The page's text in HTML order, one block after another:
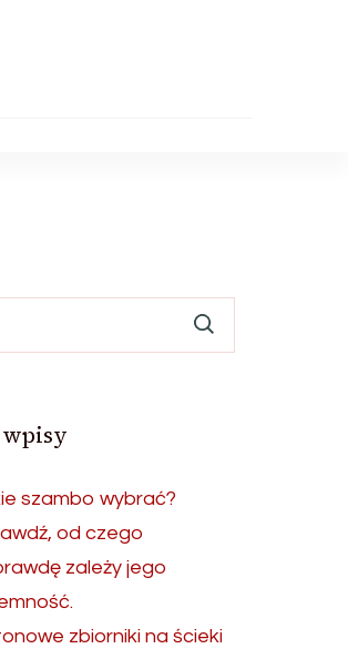
szambo wybrać?
od czego
zależy jego
zbiorniki na ścieki